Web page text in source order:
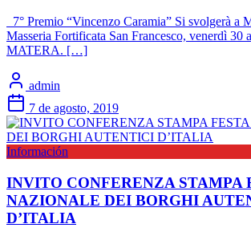
7° Premio “Vincenzo Caramia” Si svolgerà a
Masseria Fortificata San Francesco, venerdì 30
MATERA. […]
admin
7 de agosto, 2019
Información
INVITO CONFERENZA STAMPA
NAZIONALE DEI BORGHI
D’ITALIA